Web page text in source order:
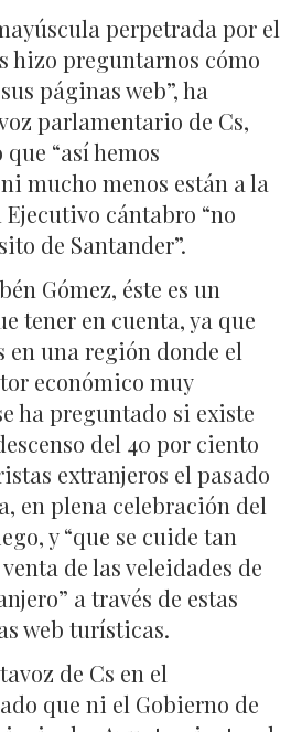
perpetrada por el
hizo preguntarnos cómo
páginas web”, ha
parlamentario de Cs,
“así hemos
mucho menos están a la
cántabro “no
de Santander”.
Gómez, éste es un
tener en cuenta, ya que
en una región donde el
económico muy
ha preguntado si existe
del 40 por ciento
extranjeros el pasado
en plena celebración del
y “que se cuide tan
de las veleidades de
a través de estas
web turísticas.
de Cs en el
que ni el Gobierno de